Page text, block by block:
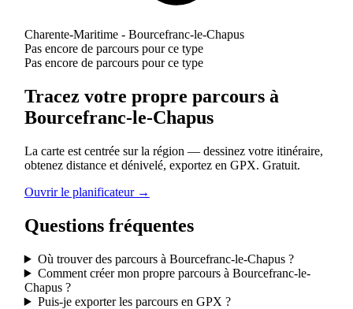
Charente-Maritime - Bourcefranc-le-Chapus
Pas encore de parcours pour ce type
Pas encore de parcours pour ce type
Tracez votre propre parcours à
Bourcefranc-le-Chapus
La carte est centrée sur la région — dessinez votre itinéraire,
obtenez distance et dénivelé, exportez en GPX. Gratuit.
Ouvrir le planificateur →
Questions fréquentes
Où trouver des parcours à Bourcefranc-le-Chapus ?
Comment créer mon propre parcours à Bourcefranc-le-
Chapus ?
Puis-je exporter les parcours en GPX ?